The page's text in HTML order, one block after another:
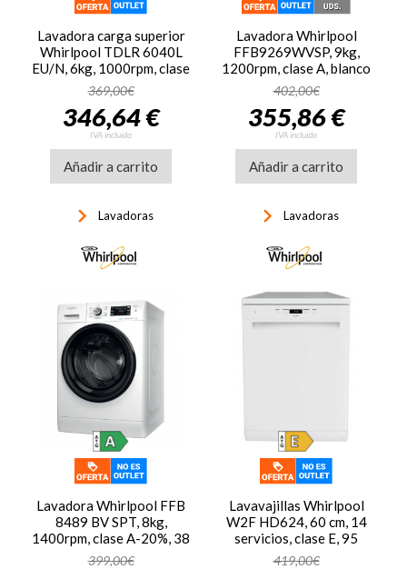
Lavadora carga superior
Whirlpool TDLR 6040L
EU/N, 6kg, 1000rpm, clase
C, 56 kWh/100 ciclos,
78dB, tecnología 6TH
SENSE, 4 programas,
blanco
369,00€
346,64 €
IVA incluido
Añadir a carrito
keyboard_arrow_right Lavadoras
Lavadora Whirlpool
FFB9269WVSP, 9kg,
1200rpm, clase A, blanco
402,00€
355,86 €
IVA incluido
Añadir a carrito
keyboard_arrow_right Lavadoras
Lavadora Whirlpool FFB
8489 BV SPT, 8kg,
1400rpm, clase A-20%, 38
kWh/100 ciclos, 78dB,
Inverter, Tecnología 6th
399,00€
Lavavajillas Whirlpool
W2F HD624, 60 cm, 14
servicios, clase E, 95
kWh/100 ciclos, 44dB, 9
programas, blanco
419,00€